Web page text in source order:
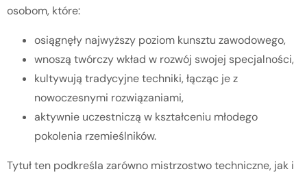
osobom, które:
osiągnęły najwyższy poziom kunsztu zawodowego,
wnoszą twórczy wkład w rozwój swojej specjalności,
kultywują tradycyjne techniki, łącząc je z
nowoczesnymi rozwiązaniami,
aktywnie uczestniczą w kształceniu młodego
pokolenia rzemieślników.
Tytuł ten podkreśla zarówno mistrzostwo techniczne, jak i